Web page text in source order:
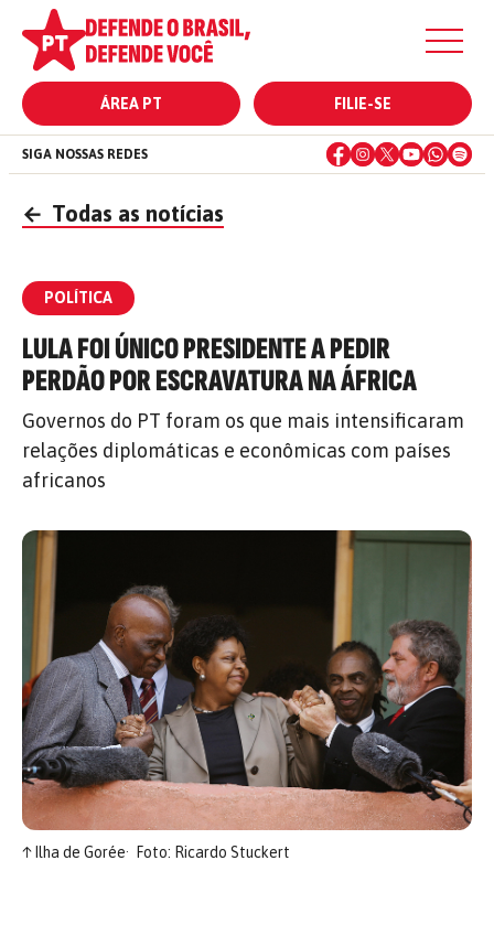
ÁREA PT FILIE-SE
SIGA NOSSAS REDES
← Todas as notícias
POLÍTICA
LULA FOI ÚNICO PRESIDENTE A PEDIR
PERDÃO POR ESCRAVATURA NA ÁFRICA
Governos do PT foram os que mais intensificaram
relações diplomáticas e econômicas com países
africanos
↑Ilha de Gorée Foto: Ricardo Stuckert